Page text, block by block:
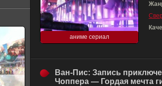
аниме сериал
Ван-Пис: Запись
Чоппера — Гордая мечта